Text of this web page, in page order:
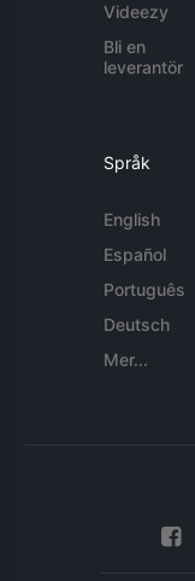
Videezy
Bli en
leverantör
Språk
English
Español
Português
Deutsch
Mer...